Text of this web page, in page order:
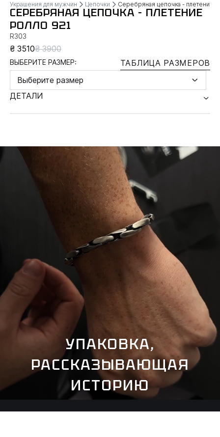
Украшения для мужчин Цепочки Серебряная цепочка - плетение
СЕРЕБРЯНАЯ ЦЕПОЧКА - ПЛЕТЕНИЕ
РОЛЛО 921
R303
₴ 3510₴ 3900
ВЫБЕРИТЕ РАЗМЕР:
ТАБЛИЦА РАЗМЕРОВ
Выберите размер
ДЕТАЛИ
УПАКОВКА,
РАССКАЗЫВАЮЩАЯ
ИСТОРИЮ